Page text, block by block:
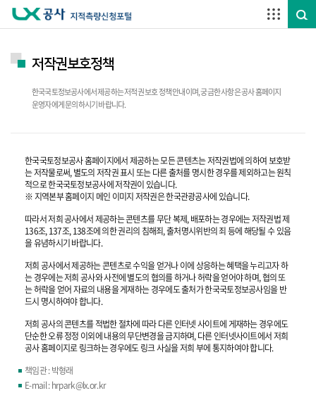
저작권보호정책
한국국토정보공사에서 제공하는 저적권 보호 정책 안내이며, 궁금한 사항은 공사 홈페이지
운영자에게 문의하시기 바랍니다.
한국국토정보공사 홈페이지에서 제공하는 모든 콘텐츠는 저작권법에 의하여 보호받
는 저작물로써, 별도의 저작권 표시 또는 다른 출처를 명시한 경우를 제외하고는 원칙
적으로 한국국토정보공사에 저작권이 있습니다.
※ 지역본부 홈페이지 메인 이미지 저작권은 한국관광공사에 있습니다.
따라서 저희 공사에서 제공하는 콘텐츠를 무단 복제, 배포하는 경우에는 저작권법 제
136조, 137조, 138조에 의한 권리의 침해죄, 출처명시위반의 죄 등에 해당될 수 있음
을 유념하시기 바랍니다.
저희 공사에서 제공하는 콘텐츠로 수익을 얻거나 이에 상응하는 혜택을 누리고자 하
는 경우에는 저희 공사와 사전에 별도의 협의를 하거나 허락을 얻어야 하며, 협의 또
는 허락을 얻어 자료의 내용을 게재하는 경우에도 출처가 한국국토정보공사임을 반
드시 명시하여야 합니다.
저희 공사의 콘텐츠를 적법한 절차에 따라 다른 인터넷 사이트에 게재하는 경우에도
단순한 오류 정정 이외에 내용의 무단변경을 금지하며, 다른 인터넷사이트에서 저희
공사 홈페이지로 링크하는 경우에도 링크 사실을 저희 부에 통지하여야 합니다.
책임관 : 박형래
E-mail : hrpark@lx.or.kr